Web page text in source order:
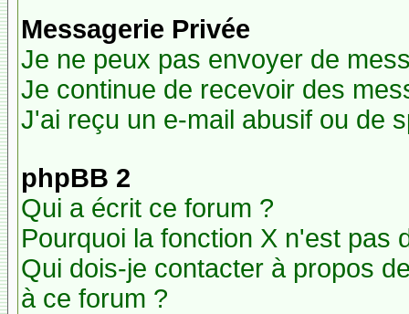
Messagerie Privée
Je ne peux pas envoyer de
Je continue de recevoir des
J'ai reçu un e-mail abusif ou de
phpBB 2
Qui a écrit ce forum ?
Pourquoi la fonction X n'est pas
Qui dois-je contacter à propos
à ce forum ?